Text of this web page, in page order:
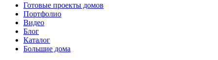
Готовые проекты домов
Портфолио
Видео
Блог
Каталог
Большие дома